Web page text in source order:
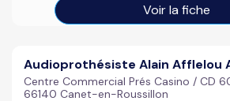
Voir la fiche
Audioprothésiste Alain Afflelou
Centre Commercial Prés Casino / CD
66140 Canet-en-Roussillon